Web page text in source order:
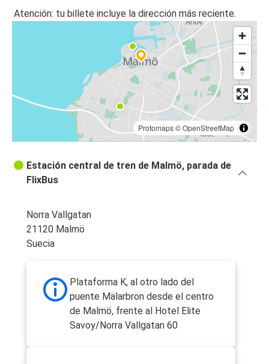
Atención: tu billete incluye la dirección más reciente.
Protomaps©OpenStreetMap
Estación central de tren de Malmö, parada de
FlixBus
Norra Vallgatan
21120 Malmö
Suecia
Plataforma K, al otro lado del
puente Mälarbron desde el centro
de Malmö, frente al Hotel Elite
Savoy/Norra Vallgatan 60